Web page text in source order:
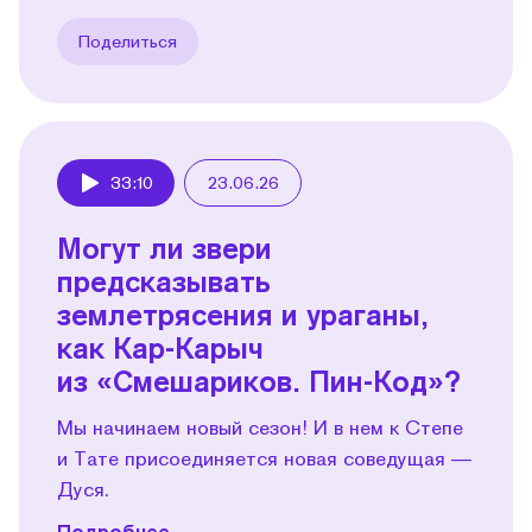
Поделиться
33:10 23.06.26
Могут ли звери
предсказывать
землетрясения и ураганы,
как Кар-Карыч
из «Смешариков. Пин-Код»?
Мы начинаем новый сезон! И в нем к Степе
и Тате присоединяется новая соведущая —
Дуся.